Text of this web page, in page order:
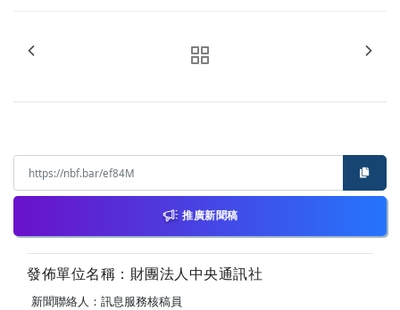
推廣新聞稿
發佈單位名稱：財團法人中央通訊社
新聞聯絡人：訊息服務核稿員